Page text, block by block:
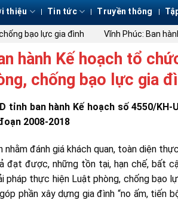
thiệu Tin tức Truyền thông
bạo lực gia đình Vĩnh Phúc: Ban
hành Kế hoạch tổ
chống bạo lực gia
tỉnh ban hành Kế hoạch số 4550/
2008-2018
nhằm đánh giá khách quan, toàn diện
đạt được, những tồn tại, hạn chế, bất
pháp thực hiện Luật phòng, chống bạo
phần xây dựng gia đình “no ấm, tiến